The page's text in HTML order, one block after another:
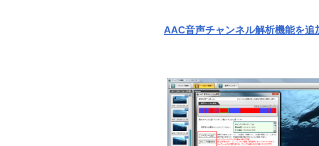
AAC音声チャンネル解析機能を